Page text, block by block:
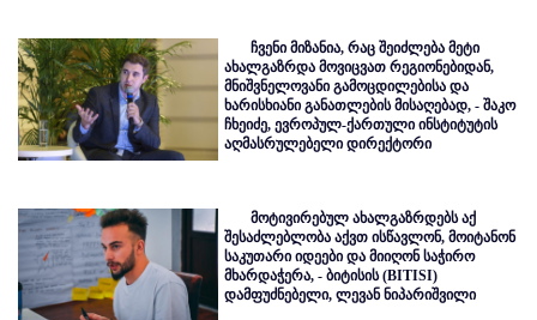
ჩვენი მიზანია, რაც შეიძლება მეტი
ახალგაზრდა მოვიცვათ რეგიონებიდან,
მნიშვნელოვანი გამოცდილებისა და
ხარისხიანი განათლების მისაღებად, - შაკო
ჩხეიძე, ევროპულ-ქართული ინსტიტუტის
აღმასრულებელი დირექტორი
მოტივირებულ ახალგაზრდებს აქ
შესაძლებლობა აქვთ ისწავლონ, მოიტანონ
საკუთარი იდეები და მიიღონ საჭირო
მხარდაჭერა, - ბიტისის (BITISI)
დამფუძნებელი, ლევან ნიპარიშვილი